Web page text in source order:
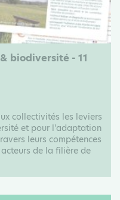
biodiversité - 11
collectivités les leviers
et pour l'adaptation
leurs compétences
de la filière de